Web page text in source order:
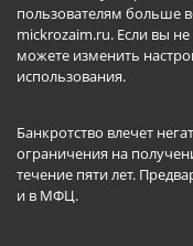
пользователям больше
mickrozaim.ru. Если вы
можете изменить
использования.
Банкротство влечет
ограничения на
течение пяти лет.
и в МФЦ.